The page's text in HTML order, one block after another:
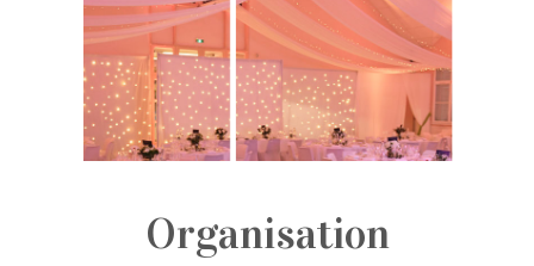
Organisation